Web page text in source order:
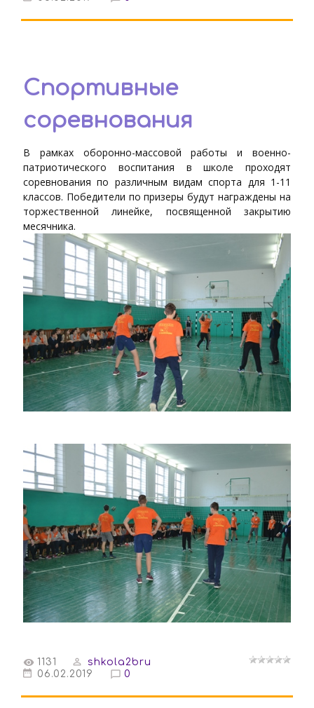
Спортивные
соревнования
В рамках оборонно-массовой работы и военно-
патриотического воспитания в школе проходят
соревнования по различным видам спорта для 1-11
классов. Победители по призеры будут награждены на
торжественной линейке, посвященной закрытию
месячника.
1131
shkola2bru
06.02.2019
0